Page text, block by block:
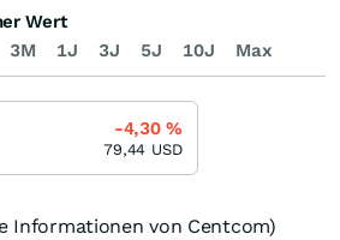
Informationen von Centcom)
3M 1J 3J 5J 10J Max
Wert
-4,30%
79,44 USD